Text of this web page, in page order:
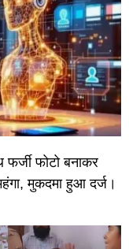
फोटो बनाकर
मुकदमा हुआ दर्ज।